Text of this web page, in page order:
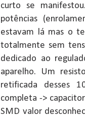
curto se
potências
estavam lá mas o
totalmente sem
dedicado ao
aparelho. Um
retificada desses
completa ->
SMD valor